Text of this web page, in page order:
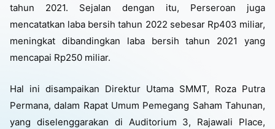
tahun 2021. Sejalan dengan itu, Perseroan juga
mencatatkan laba bersih tahun 2022 sebesar Rp403 miliar,
meningkat dibandingkan laba bersih tahun 2021 yang
mencapai Rp250 miliar.
Hal ini disampaikan Direktur Utama SMMT, Roza Putra
Permana, dalam Rapat Umum Pemegang Saham Tahunan,
yang diselenggarakan di Auditorium 3, Rajawali Place,